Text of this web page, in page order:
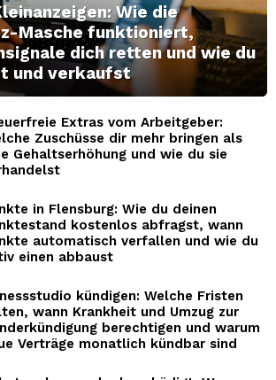
Wie die
Masche funktioniert,
dich retten und wie du
und verkaufst
Extras vom Arbeitgeber:
Zuschüsse dir mehr bringen als
Gehaltserhöhung und wie du sie
in Flensburg: Wie du deinen
kostenlos abfragst, wann
automatisch verfallen und wie du
einen abbaust
kündigen: Welche Fristen
wann Krankheit und Umzug zur
berechtigen und warum
Verträge monatlich kündbar sind